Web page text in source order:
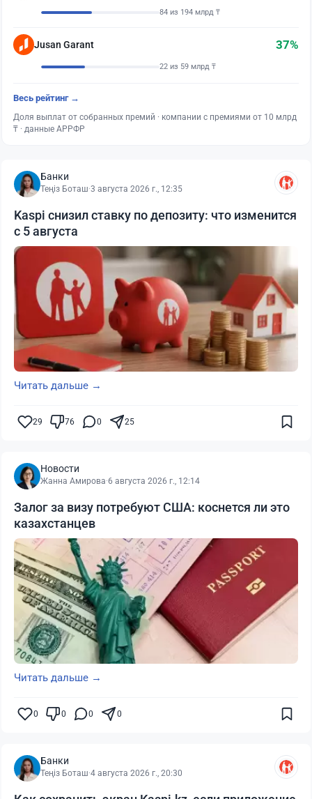
84 из 194 млрд ₸
Jusan Garant 37%
22 из 59 млрд ₸
Весь рейтинг →
Доля выплат от собранных премий · компании с премиями от 10 млрд
₸ · данные АРРФР
Банки
Теңіз Боташ·3 августа 2026 г., 12:35
Kaspi снизил ставку по депозиту: что изменится
с 5 августа
Читать дальше →
29 76 0 25
Новости
Жанна Амирова·6 августа 2026 г., 12:14
Залог за визу потребуют США: коснется ли это
казахстанцев
Читать дальше →
0 0 0 0
Банки
Теңіз Боташ·4 августа 2026 г., 20:30